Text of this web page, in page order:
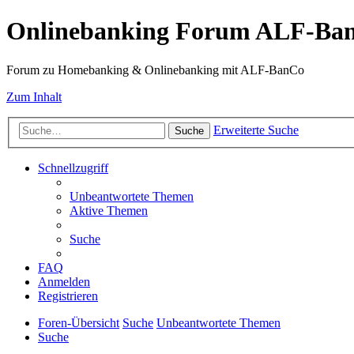
Onlinebanking Forum ALF-
Forum zu Homebanking & Onlinebanking mit ALF-BanCo
Zum Inhalt
Suche Erweiterte Suche
Schnellzugriff
Unbeantwortete Themen
Aktive Themen
Suche
FAQ
Anmelden
Registrieren
Foren-Übersicht Suche Unbeantwortete Themen
Suche